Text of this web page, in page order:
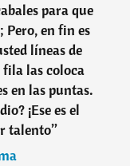
para que
Pero, en fin es
líneas de
fila las coloca
en las puntas.
¡Ese es el
talento”